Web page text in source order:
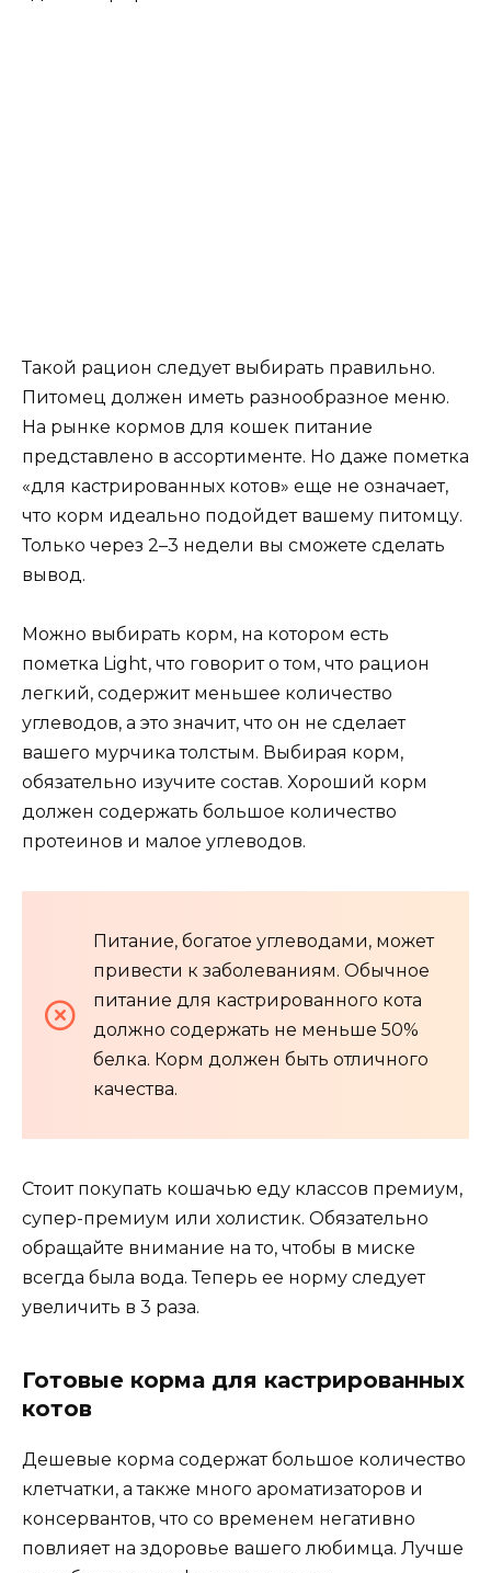
Такой рацион следует выбирать правильно.
Питомец должен иметь разнообразное меню.
На рынке кормов для кошек питание
представлено в ассортименте. Но даже пометка
«для кастрированных котов» еще не означает,
что корм идеально подойдет вашему питомцу.
Только через 2–3 недели вы сможете сделать
вывод.
Можно выбирать корм, на котором есть
пометка Light, что говорит о том, что рацион
легкий, содержит меньшее количество
углеводов, а это значит, что он не сделает
вашего мурчика толстым. Выбирая корм,
обязательно изучите состав. Хороший корм
должен содержать большое количество
протеинов и малое углеводов.
Питание, богатое углеводами, может
привести к заболеваниям. Обычное
питание для кастрированного кота
должно содержать не меньше 50%
белка. Корм должен быть отличного
качества.
Стоит покупать кошачью еду классов премиум,
супер-премиум или холистик. Обязательно
обращайте внимание на то, чтобы в миске
всегда была вода. Теперь ее норму следует
увеличить в 3 раза.
Готовые корма для кастрированных
котов
Дешевые корма содержат большое количество
клетчатки, а также много ароматизаторов и
консервантов, что со временем негативно
повлияет на здоровье вашего любимца. Лучше